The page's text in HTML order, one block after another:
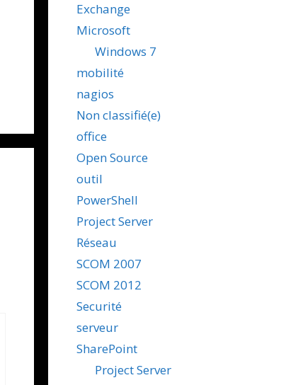
Exchange
Microsoft
Windows 7
mobilité
nagios
Non classifié(e)
office
Open Source
outil
PowerShell
Project Server
Réseau
SCOM 2007
SCOM 2012
Securité
serveur
SharePoint
Project Server